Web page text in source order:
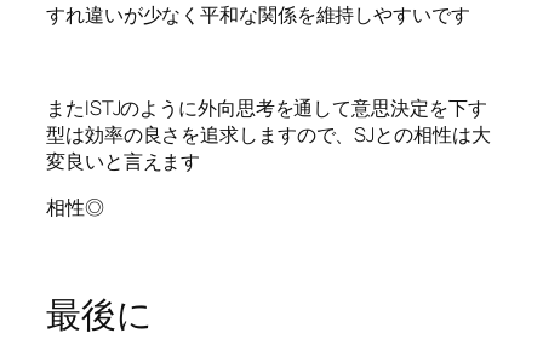
すれ違いが少なく平和な関係を維持しやすいです
またISTJのように外向思考を通して意思決定を下す
型は効率の良さを追求しますので、SJとの相性は大
変良いと言えます
相性◎
最後に